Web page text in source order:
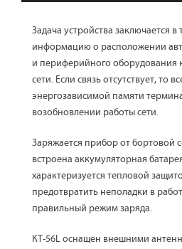
Задача устройства заключается
информацию о расположении
и периферийного оборудования
сети. Если связь отсутствует, то
энергозависимой памяти
возобновлении работы сети.
Заряжается прибор от бортовой
встроена аккумуляторная
характеризуется тепловой
предотвратить неполадки в
правильный режим заряда.
КТ-56L оснащен внешними